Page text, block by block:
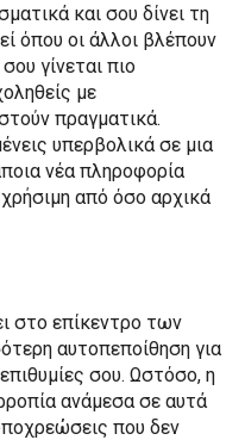
και σου δίνει τη
όπου οι άλλοι βλέπουν
γίνεται πιο
με
πραγματικά.
υπερβολικά σε μια
νέα πληροφορία
από όσο αρχικά
στο επίκεντρο των
αυτοπεποίθηση για
σου. Ωστόσο, η
ανάμεσα σε αυτά
που δεν